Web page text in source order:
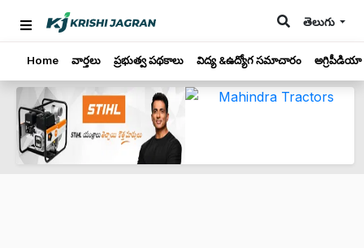
తెలుగు
Home వార్తలు ప్రభుత్వ పథకాలు విద్య &ఉద్యోగ సమాచారం అగ్రిపీడియా